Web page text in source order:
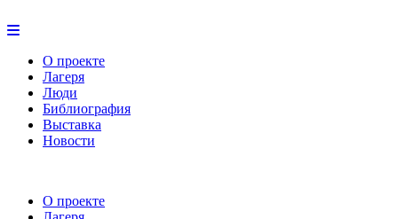
О проекте
Лагеря
Люди
Библиография
Выставка
Новости
О проекте